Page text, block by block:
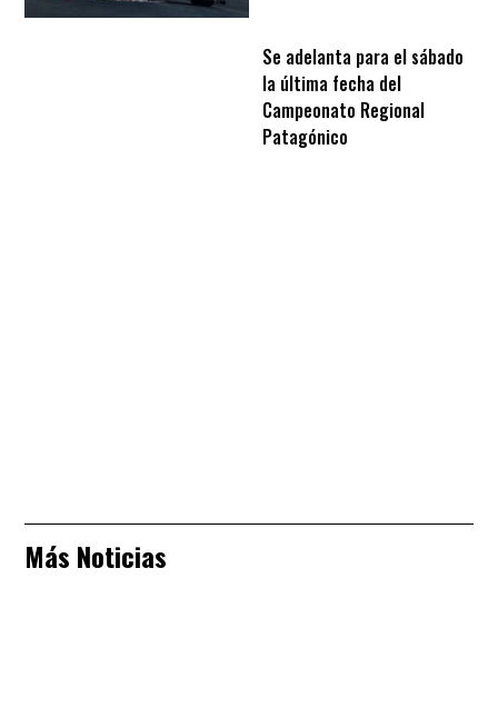
Se adelanta para el sábado
la última fecha del
Campeonato Regional
Patagónico
Más Noticias